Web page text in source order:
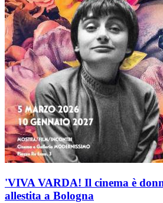
'VIVA VARDA! Il cinema è
allestita a Bologna